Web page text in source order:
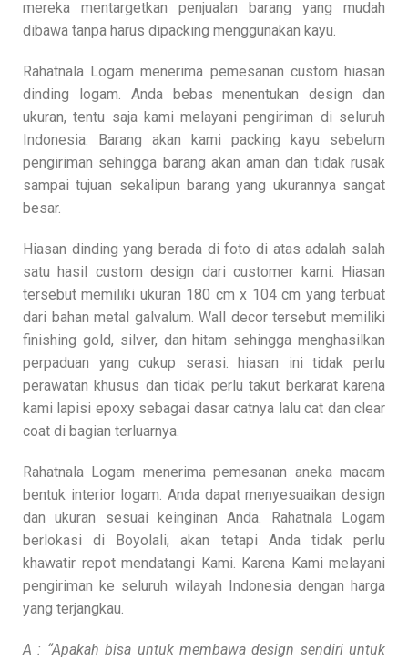
mereka mentargetkan penjualan barang yang mudah
dibawa tanpa harus dipacking menggunakan kayu.
Rahatnala Logam menerima pemesanan custom hiasan
dinding logam. Anda bebas menentukan design dan
ukuran, tentu saja kami melayani pengiriman di seluruh
Indonesia. Barang akan kami packing kayu sebelum
pengiriman sehingga barang akan aman dan tidak rusak
sampai tujuan sekalipun barang yang ukurannya sangat
besar.
Hiasan dinding yang berada di foto di atas adalah salah
satu hasil custom design dari customer kami. Hiasan
tersebut memiliki ukuran 180 cm x 104 cm yang terbuat
dari bahan metal galvalum. Wall decor tersebut memiliki
finishing gold, silver, dan hitam sehingga menghasilkan
perpaduan yang cukup serasi. hiasan ini tidak perlu
perawatan khusus dan tidak perlu takut berkarat karena
kami lapisi epoxy sebagai dasar catnya lalu cat dan clear
coat di bagian terluarnya.
Rahatnala Logam menerima pemesanan aneka macam
bentuk interior logam. Anda dapat menyesuaikan design
dan ukuran sesuai keinginan Anda. Rahatnala Logam
berlokasi di Boyolali, akan tetapi Anda tidak perlu
khawatir repot mendatangi Kami. Karena Kami melayani
pengiriman ke seluruh wilayah Indonesia dengan harga
yang terjangkau.
A : “Apakah bisa untuk membawa design sendiri untuk